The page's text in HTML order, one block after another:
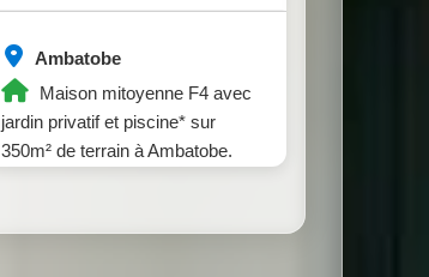
Ambatobe
Maison mitoyenne F4 avec
jardin privatif et piscine* sur
350m² de terrain à Ambatobe.